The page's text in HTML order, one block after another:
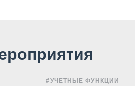
#УЧЕТНЫЕ ФУНКЦИИ